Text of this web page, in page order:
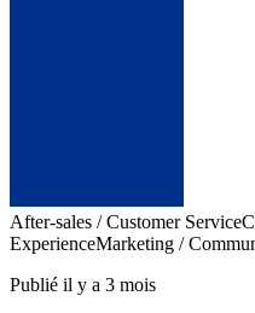
After-sales / Customer Service
ExperienceMarketing /
Publié il y a 3 mois